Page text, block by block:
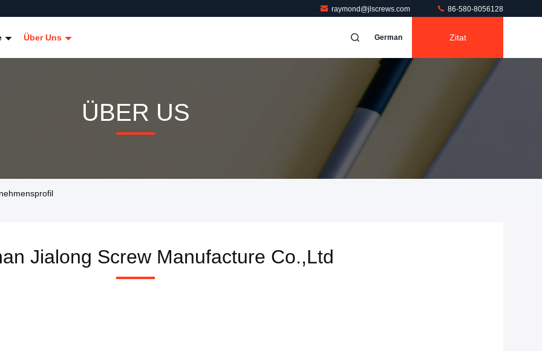
raymond@jlscrews.com 86-580-8056128
Über Uns German Zitat
ÜBER US
Jialong Screw Manufacture Co.,Ltd